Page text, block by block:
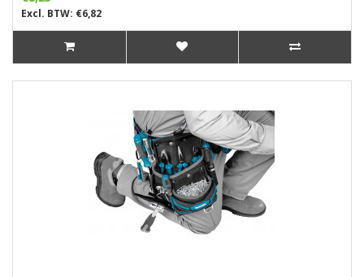
Excl. BTW: €6,82